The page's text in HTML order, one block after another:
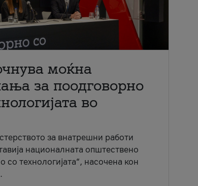
моќна
за поодговорно
во
за внатрешни работи
националната општествено
технологијата“, насочена кон